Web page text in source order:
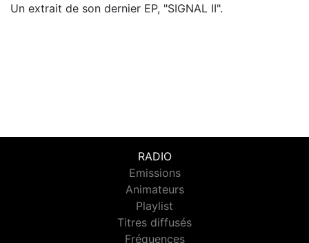
Un extrait de son dernier EP, "SIGNAL II".
RADIO
Emissions
Animateurs
Playlist
Titres diffusés
Fréquences